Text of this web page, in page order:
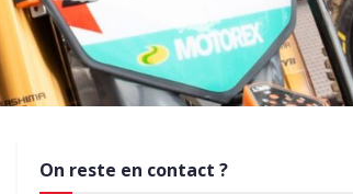
On reste en contact ?